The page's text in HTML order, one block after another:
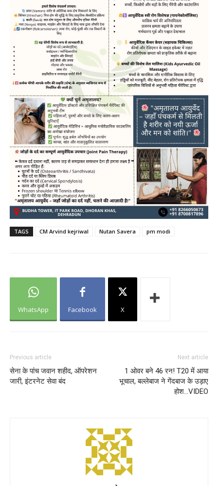
TAGS CM Arvind kejriwal Nutan Savera pm modi
WhatsApp Facebook X
Previous article
सेना के पांच जवान शहीद, ऑपरेशन
जारी, इंटरनेट सेवा बंद
Next article
1 ओवर बने 46 रन! T20 में आया
भूचाल, बल्लेबाज ने गेंदबाज के उड़ाए
होश…VIDEO